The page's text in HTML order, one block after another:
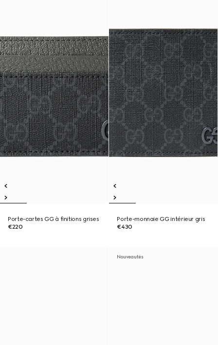
Porte-cartes GG à finitions grises
€220
Porte-monnaie GG intérieur gris
€430
Nouveautés